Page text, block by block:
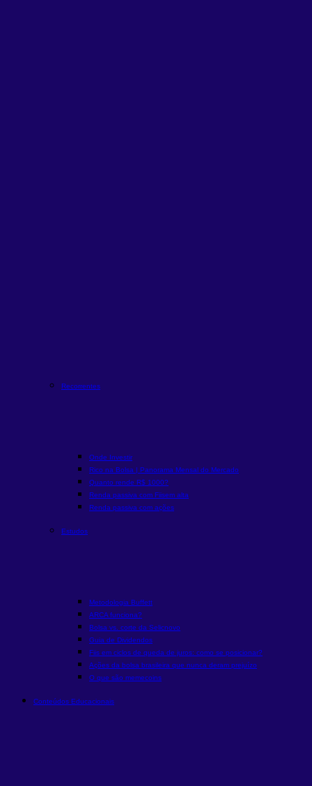
Recorrentes
Onde Investir
Rico na Bolsa | Panorama Mensal do Mercado
Quanto rende R$ 1000?
Renda passiva com Fiisem alta
Renda passiva com ações
Estudos
Metodologia Buffett
ARCA funciona?
Bolsa vs. corte da Selicnovo
Guia de Dividendos
Fiis em ciclos de queda de juros: como se posicionar?
Ações da bolsa brasileira que nunca deram prejuízo
O que são memecoins
Conteúdos Educacionais